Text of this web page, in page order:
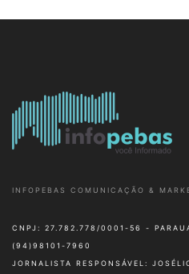
INFOPEBAS COMUNICAÇÃO &
CNPJ: 27.782.778/0001-56 -
(94)98101-7960
JORNALISTA RESPONSÁVEL: